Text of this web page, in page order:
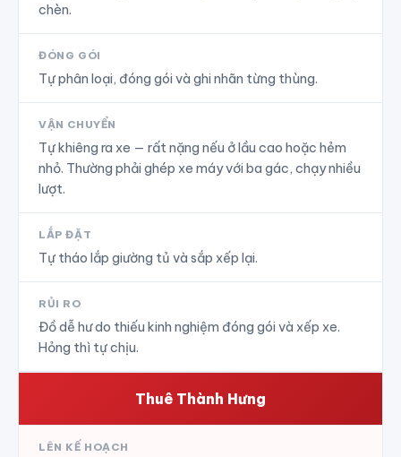
chèn.
ĐÓNG GÓI
Tự phân loại, đóng gói và ghi nhãn từng thùng.
VẬN CHUYỂN
Tự khiêng ra xe — rất nặng nếu ở lầu cao hoặc hẻm
nhỏ. Thường phải ghép xe máy với ba gác, chạy nhiều
lượt.
LẮP ĐẶT
Tự tháo lắp giường tủ và sắp xếp lại.
RỦI RO
Đồ dễ hư do thiếu kinh nghiệm đóng gói và xếp xe.
Hỏng thì tự chịu.
Thuê Thành Hưng
LÊN KẾ HOẠCH